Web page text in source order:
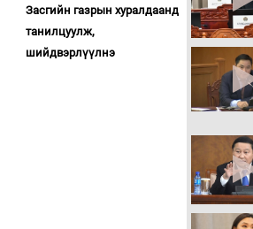
Засгийн газрын хуралдаанд
танилцуулж,
шийдвэрлүүлнэ